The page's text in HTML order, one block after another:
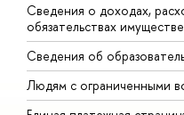
Сведения о доходах,
обязательствах
Сведения об
Людям с ограниченными